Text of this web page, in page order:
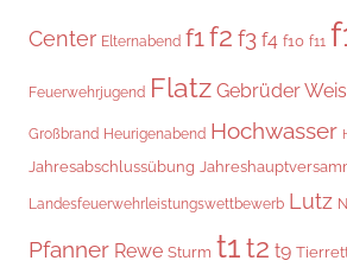
Center Elternabend f1f2 f3 f4 f10 f11
Feuerwehrjugend Flatz Gebrüder
Großbrand Heurigenabend Hochwasser
Jahresabschlussübung
Landesfeuerwehrleistungswettbewerb Lutz
Pfanner Rewe Sturm t1t2 t9